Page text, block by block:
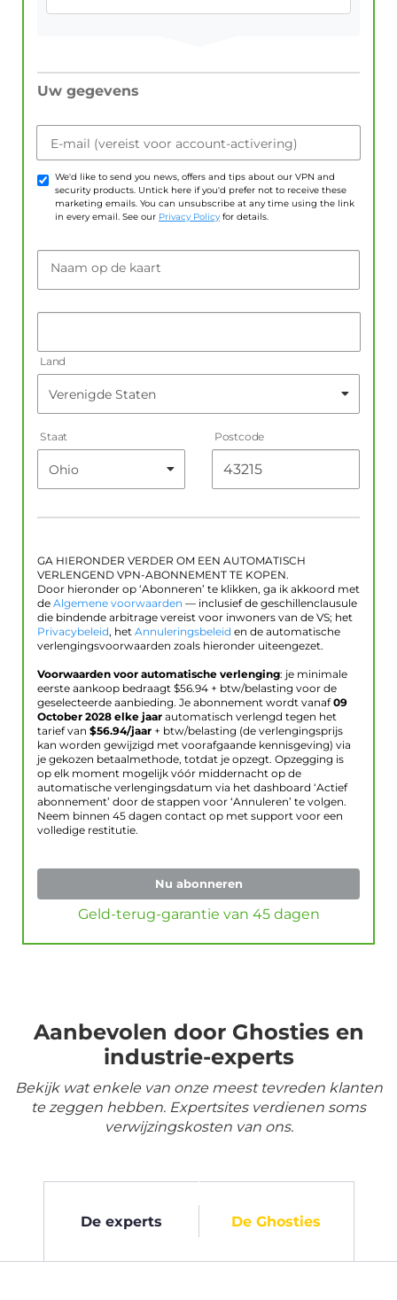
Uw gegevens
E-mail (vereist voor account-activering)
We'd like to send you news, offers and tips about our VPN and
security products. Untick here if you'd prefer not to receive these
marketing emails. You can unsubscribe at any time using the link
in every email. See our Privacy Policy for details.
Naam op de kaart
Land
Staat Postcode
GA HIERONDER VERDER OM EEN AUTOMATISCH
VERLENGEND VPN-ABONNEMENT TE KOPEN.
Door hieronder op ‘Abonneren’ te klikken, ga ik akkoord met
de Algemene voorwaarden — inclusief de geschillenclausule
die bindende arbitrage vereist voor inwoners van de VS; het
Privacybeleid, het Annuleringsbeleid en de automatische
verlengingsvoorwaarden zoals hieronder uiteengezet.
Voorwaarden voor automatische verlenging: je minimale
eerste aankoop bedraagt $56.94 + btw/belasting voor de
geselecteerde aanbieding. Je abonnement wordt vanaf09
October 2028 elke jaar automatisch verlengd tegen het
tarief van $56.94/jaar + btw/belasting (de verlengingsprijs
kan worden gewijzigd met voorafgaande kennisgeving) via
je gekozen betaalmethode, totdat je opzegt. Opzegging is
op elk moment mogelijk vóór middernacht op de
automatische verlengingsdatum via het dashboard ‘Actief
abonnement’ door de stappen voor ‘Annuleren’ te volgen.
Neem binnen 45 dagen contact op met support voor een
volledige restitutie.
Nu abonneren
Geld-terug-garantie van 45 dagen
Aanbevolen door Ghosties en
industrie-experts
Bekijk wat enkele van onze meest tevreden klanten
te zeggen hebben. Expertsites verdienen soms
verwijzingskosten van ons.
De experts De Ghosties